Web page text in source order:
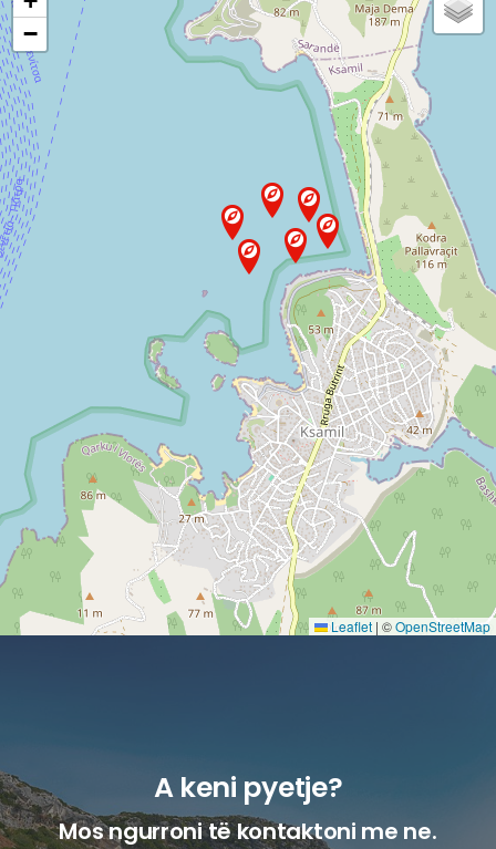
−
Leaflet | ©OpenStreetMap
A keni pyetje?
Mos ngurroni të kontaktoni me ne.